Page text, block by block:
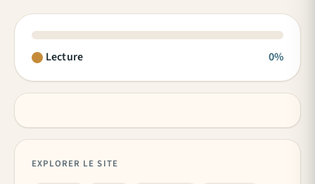
Lecture 0%
EXPLORER LE SITE